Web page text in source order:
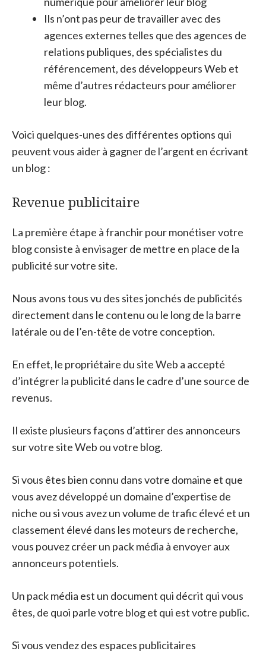
Ils n’ont pas peur de travailler avec des
agences externes telles que des agences de
relations publiques, des spécialistes du
référencement, des développeurs Web et
même d’autres rédacteurs pour améliorer
leur blog.
Voici quelques-unes des différentes options qui
peuvent vous aider à gagner de l’argent en écrivant
un blog :
Revenue publicitaire
La première étape à franchir pour monétiser votre
blog consiste à envisager de mettre en place de la
publicité sur votre site.
Nous avons tous vu des sites jonchés de publicités
directement dans le contenu ou le long de la barre
latérale ou de l’en-tête de votre conception.
En effet, le propriétaire du site Web a accepté
d’intégrer la publicité dans le cadre d’une source de
revenus.
Il existe plusieurs façons d’attirer des annonceurs
sur votre site Web ou votre blog.
Si vous êtes bien connu dans votre domaine et que
vous avez développé un domaine d’expertise de
niche ou si vous avez un volume de trafic élevé et un
classement élevé dans les moteurs de recherche,
vous pouvez créer un pack média à envoyer aux
annonceurs potentiels.
Un pack média est un document qui décrit qui vous
êtes, de quoi parle votre blog et qui est votre public.
Si vous vendez des espaces publicitaires